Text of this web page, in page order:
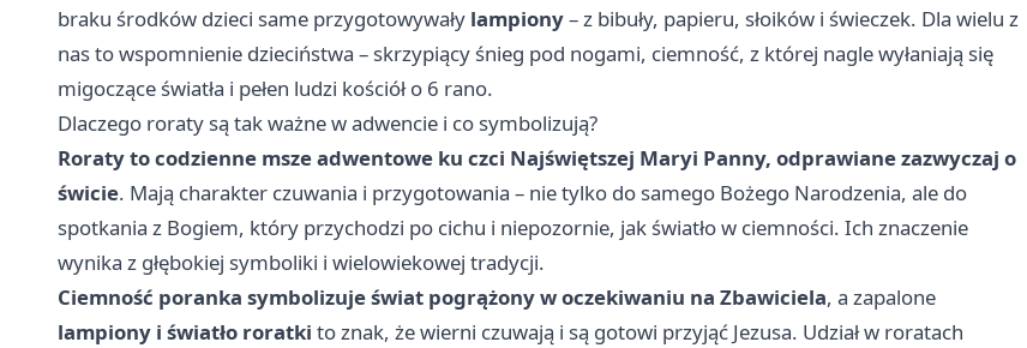
braku środków dzieci same przygotowywały lampiony– z bibuły, papieru, słoików i świeczek. Dla wielu z
nas to wspomnienie dzieciństwa – skrzypiący śnieg pod nogami, ciemność, z której nagle wyłaniają się
migoczące światła i pełen ludzi kościół o 6 rano.
Dlaczego roraty są tak ważne w adwencie i co symbolizują?
Roraty to codzienne msze adwentowe ku czci Najświętszej Maryi Panny, odprawiane zazwyczaj o
świcie. Mają charakter czuwania i przygotowania – nie tylko do samego Bożego Narodzenia, ale do
spotkania z Bogiem, który przychodzi po cichu i niepozornie, jak światło w ciemności. Ich znaczenie
wynika z głębokiej symboliki i wielowiekowej tradycji.
Ciemność poranka symbolizuje świat pogrążony w oczekiwaniu na Zbawiciela, a zapalone
lampiony i światło roratki to znak, że wierni czuwają i są gotowi przyjąć Jezusa. Udział w roratach